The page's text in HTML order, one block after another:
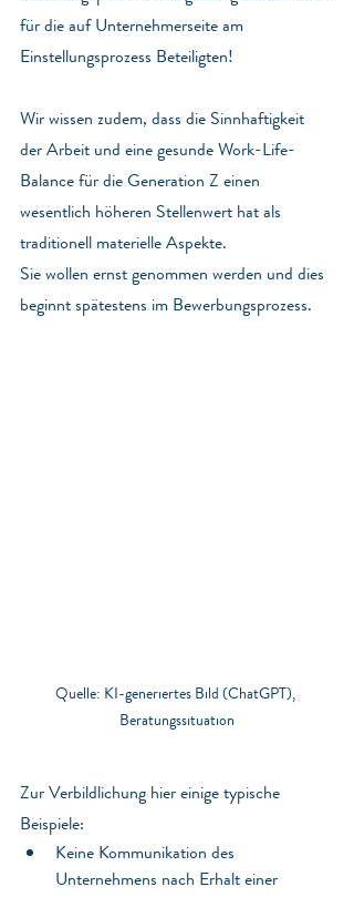
für die auf Unternehmerseite am
Einstellungsprozess Beteiligten!
Wir wissen zudem, dass die Sinnhaftigkeit
der Arbeit und eine gesunde Work-Life-
Balance für die Generation Z einen
wesentlich höheren Stellenwert hat als
traditionell materielle Aspekte.
Sie wollen ernst genommen werden und dies
beginnt spätestens im Bewerbungsprozess.
Quelle: KI-generiertes Bild (ChatGPT),
Beratungssituation
Zur Verbildlichung hier einige typische
Beispiele:
Keine Kommunikation des
Unternehmens nach Erhalt einer